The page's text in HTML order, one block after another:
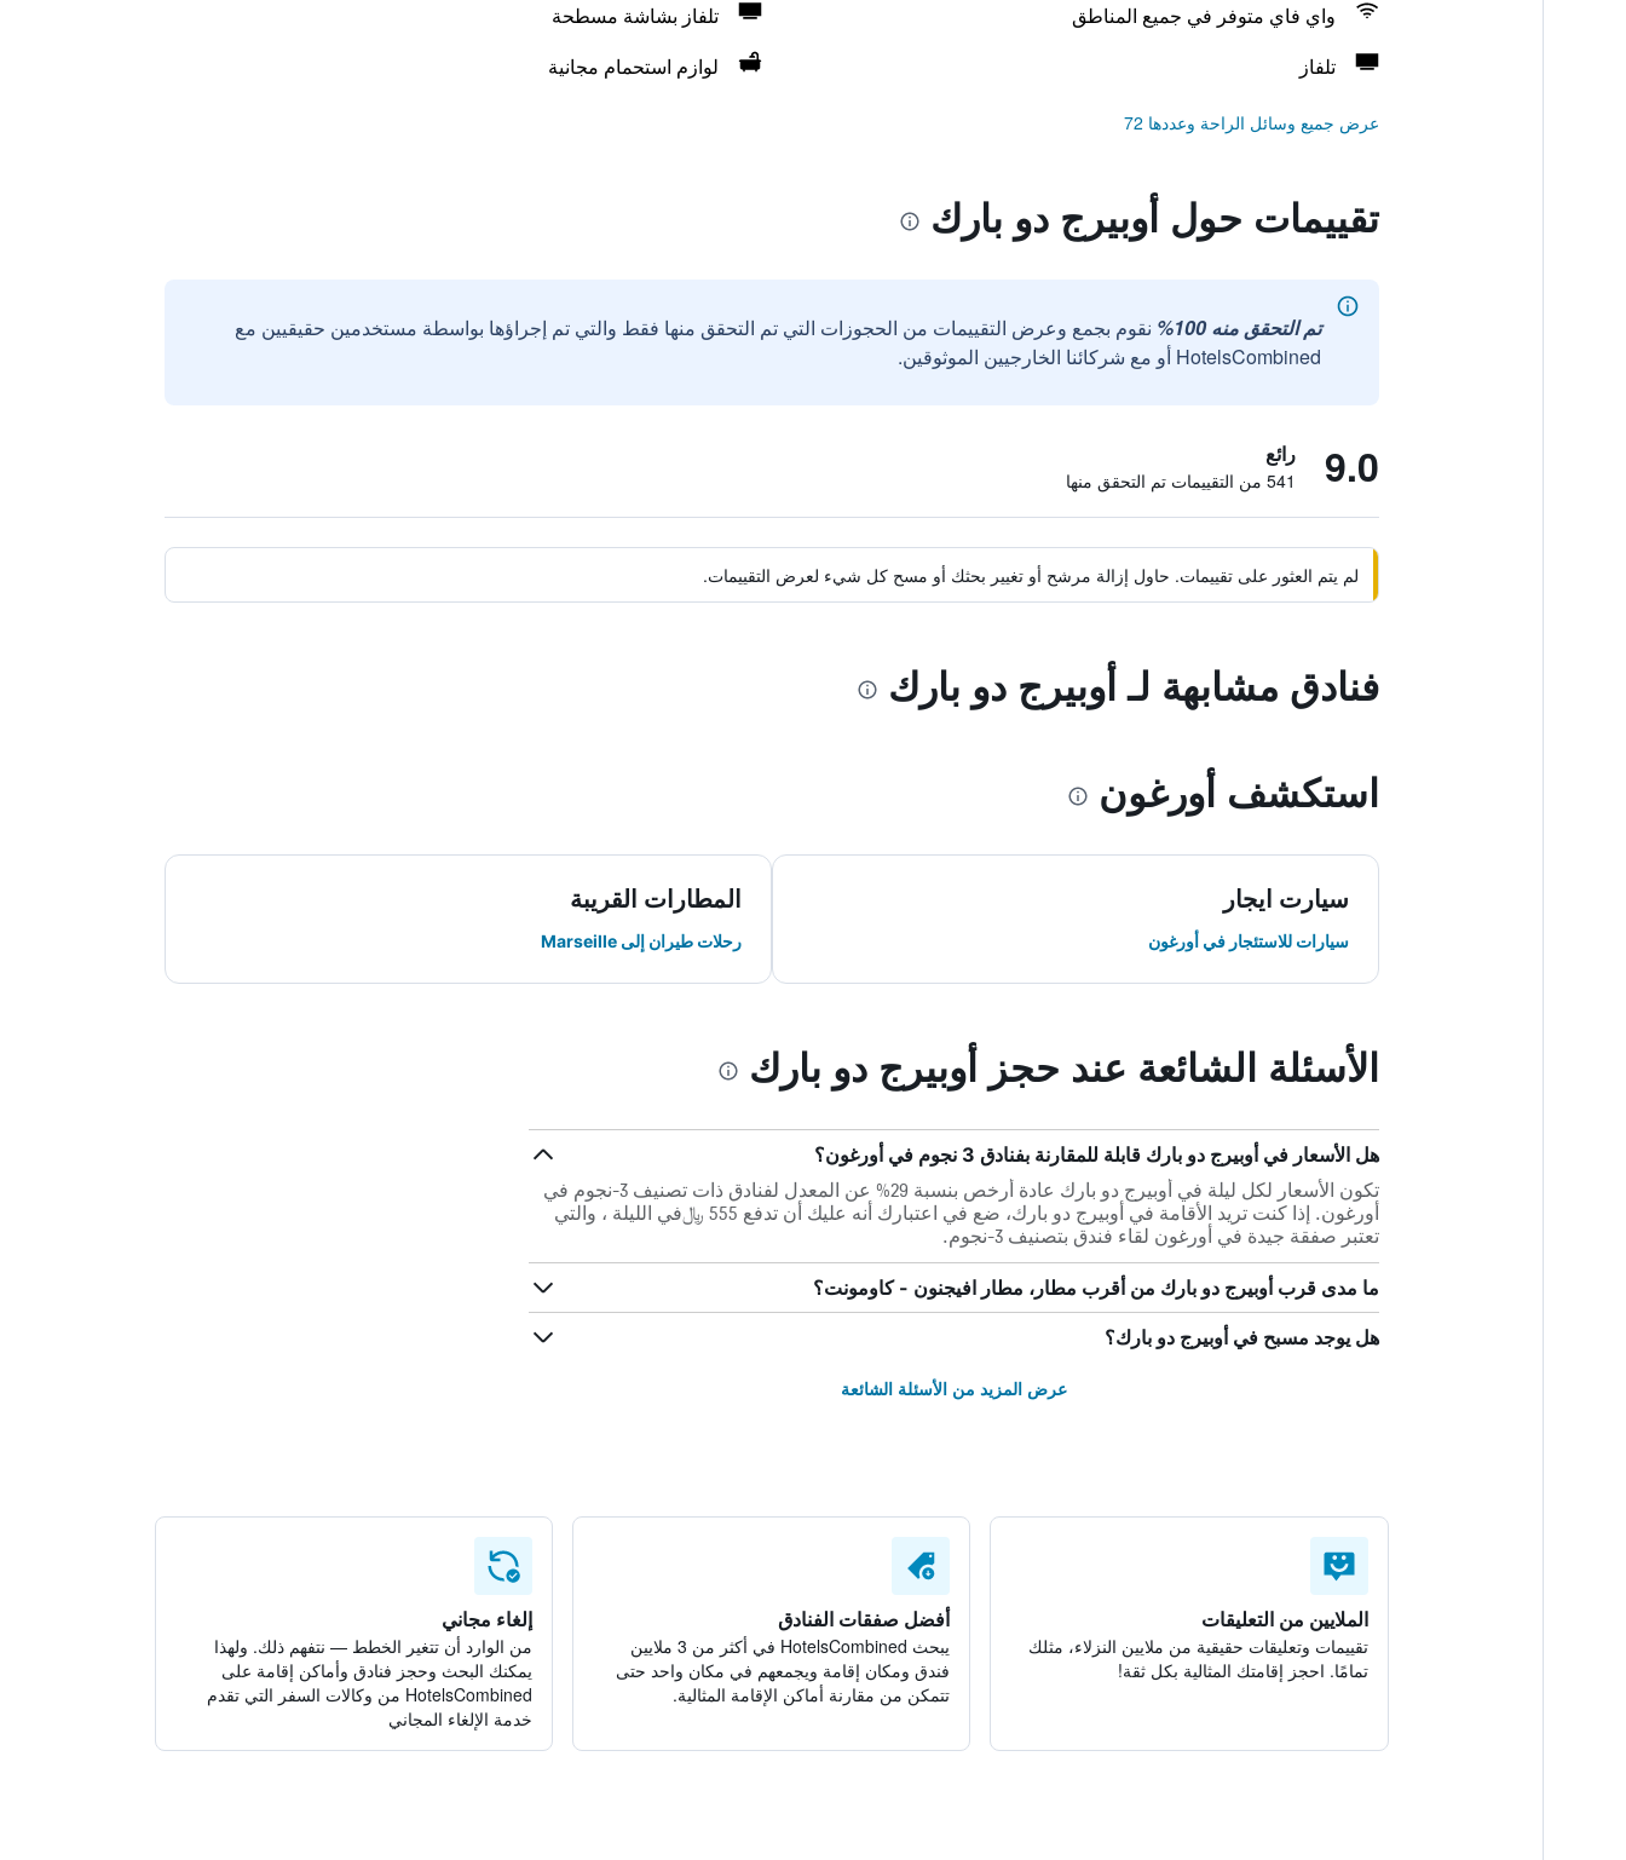
واي فاي متوفر في جميع المناطق
تلفاز بشاشة مسطحة
تلفاز
لوازم استحمام مجانية
عرض جميع وسائل الراحة وعددها 72
تقييمات حول أوبيرج دو بارك
تم التحقق منه 100%
نقوم بجمع وعرض التقييمات من الحجوزات التي تم التحقق منها فقط والتي تم إجراؤها بواسطة مستخدمين حقيقيين مع
HotelsCombined أو مع شركائنا الخارجيين الموثوقين.
9.0 رائع
541 من التقييمات تم التحقق منها
لم يتم العثور على تقييمات. حاول إزالة مرشح أو تغيير بحثك أو مسح كل شيء لعرض التقييمات.
فنادق مشابهة لـ أوبيرج دو بارك
استكشف أورغون
سيارت ايجار
سيارات للاستئجار في أورغون
المطارات القريبة
رحلات طيران إلى Marseille
الأسئلة الشائعة عند حجز أوبيرج دو بارك
هل الأسعار في أوبيرج دو بارك قابلة للمقارنة بفنادق 3 نجوم في أورغون؟
تكون الأسعار لكل ليلة في أوبيرج دو بارك عادة أرخص بنسبة 29% عن المعدل لفنادق ذات تصنيف 3-نجوم في
أورغون. إذا كنت تريد الأقامة في أوبيرج دو بارك، ضع في اعتبارك أنه عليك أن تدفع 555 ﷼في الليلة ، والتي
تعتبر صفقة جيدة في أورغون لقاء فندق بتصنيف 3-نجوم.
ما مدى قرب أوبيرج دو بارك من أقرب مطار، مطار افيجنون - كاومونت؟
هل يوجد مسبح في أوبيرج دو بارك؟
عرض المزيد من الأسئلة الشائعة
الملايين من التعليقات
تقييمات وتعليقات حقيقية من ملايين النزلاء، مثلك
تمامًا. احجز إقامتك المثالية بكل ثقة!
أفضل صفقات الفنادق
يبحث HotelsCombined في أكثر من 3 ملايين
فندق ومكان إقامة ويجمعهم في مكان واحد حتى
تتمكن من مقارنة أماكن الإقامة المثالية.
إلغاء مجاني
من الوارد أن تتغير الخطط — نتفهم ذلك. ولهذا
يمكنك البحث وحجز فنادق وأماكن إقامة على
HotelsCombined من وكالات السفر التي تقدم
خدمة الإلغاء المجاني